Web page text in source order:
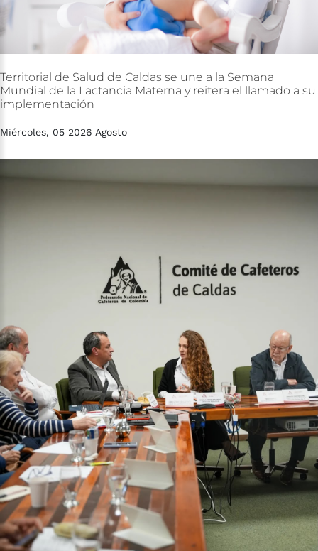
Territorial de Salud de Caldas se une a la Semana
Mundial de la Lactancia Materna y reitera el llamado a su
implementación
Miércoles, 05 2026 Agosto